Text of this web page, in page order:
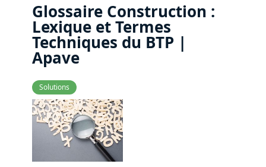
Glossaire Construction :
Lexique et Termes
Techniques du BTP |
Apave
Solutions